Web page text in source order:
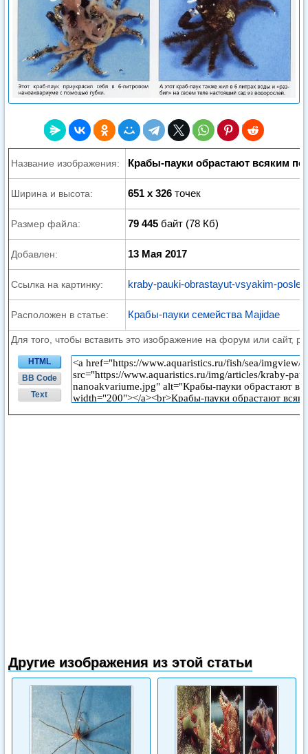
Название изображения: Крабы-пауки обрастают всяким
Ширина и высота: 651 x 326 точек
Размер файла: 79 445 байт (78 Кб)
Добавлен: 13 Мая 2017
Ссылка на картинку: kraby-pauki-obrastayut-vsyakim-
Расположен в статье: Крабы-пауки семейства Majidae
Для того, чтобы вставить это изображение на форум или сайт,
HTML
BB Code
Text
Другие изображения из этой статьи